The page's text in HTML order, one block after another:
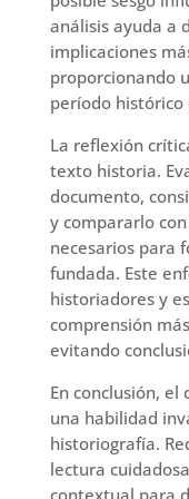
análisis ayuda a
implicaciones
proporcionando
período histórico
La reflexión
texto historia.
documento,
y compararlo
necesarios para
fundada. Este
historiadores y
comprensión
evitando
En conclusión,
una habilidad
historiografía.
lectura
contextual para